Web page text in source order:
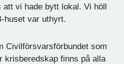
vi hade bytt lokal. Vi höll
huset var uthyrt.
Civilförsvarsförbundet som
krisberedskap finns på alla